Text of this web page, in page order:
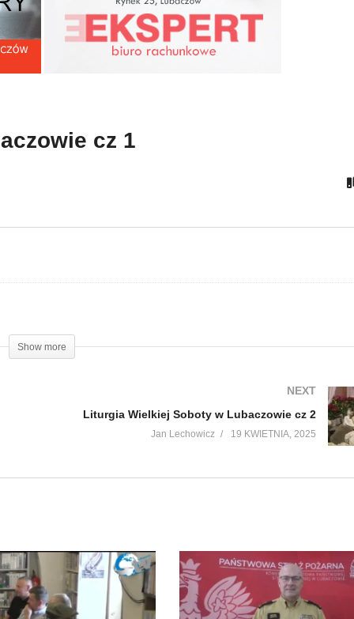
cz 1
Show more
NEXT
Liturgia Wielkiej Soboty w Lubaczowie cz 2
Jan Lechowicz 19 KWIETNIA, 2025